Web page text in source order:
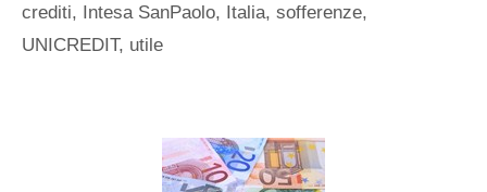
crediti, Intesa SanPaolo, Italia, sofferenze,
UNICREDIT, utile